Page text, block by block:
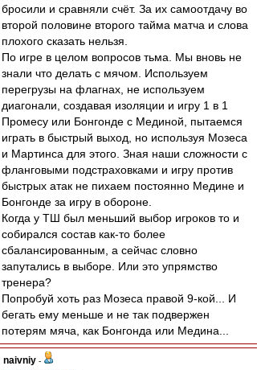
бросили и сравняли счёт. За их самоотдачу во
второй половине второго тайма матча и слова
плохого сказать нельзя.
По игре в целом вопросов тьма. Мы вновь не
знали что делать с мячом. Используем
перегрузы на флагнах, не используем
диагонали, создавая изоляции и игру 1 в 1
Промесу или Бонгонде с Мединой, пытаемся
играть в быстрый выход, но используя Мозеса
и Мартинса для этого. Зная наши сложности с
фланговыми подстраховками и игру против
быстрых атак не пихаем постоянно Медине и
Бонгонде за игру в обороне.
Когда у ТШ был меньший выбор игроков то и
собирался состав как-то более
сбалансированным, а сейчас словно
запутались в выборе. Или это упрямство
тренера?
Попробуй хоть раз Мозеса правой 9-кой... И
бегать ему меньше и не так подвержен
потерям мяча, как Бонгонда или Медина...
naivniy -